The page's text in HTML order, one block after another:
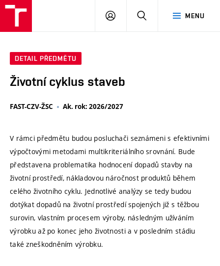
MENU
PŘIHLÁSIT
DETAIL PŘEDMĚTU
Životní cyklus staveb
FAST-CZV-ŽSC Ak. rok: 2026/2027
V rámci předmětu budou posluchači seznámeni s efektivními
výpočtovými metodami multikriteriálního srovnání. Bude
představena problematika hodnocení dopadů stavby na
životní prostředí, nákladovou náročnost produktů během
celého životního cyklu. Jednotlivé analýzy se tedy budou
dotýkat dopadů na životní prostředí spojených již s těžbou
surovin, vlastním procesem výroby, následným užíváním
výrobku až po konec jeho životnosti a v posledním stádiu
také zneškodněním výrobku.